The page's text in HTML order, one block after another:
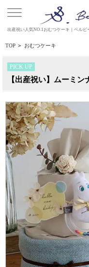
出産祝い人気NO.1おむつケーキ｜ベルビ
TOP > おむつケーキ
PICK UP
【出産祝い】ムーミ